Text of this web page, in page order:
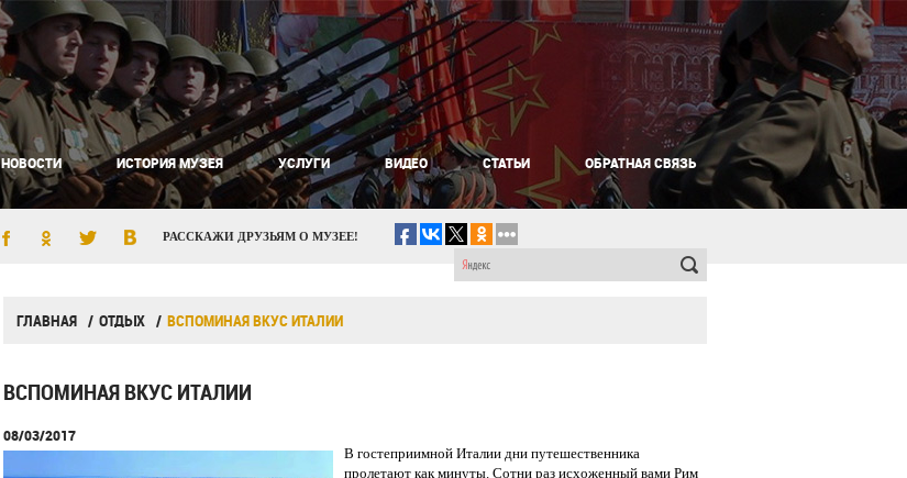
НОВОСТИ ИСТОРИЯ МУЗЕЯ УСЛУГИ ВИДЕО СТАТЬИ ОБРАТНАЯ СВЯЗЬ
РАССКАЖИ ДРУЗЬЯМ О МУЗЕЕ!
ГЛАВНАЯ ОТДЫХ ВСПОМИНАЯ ВКУС ИТАЛИИ
ВСПОМИНАЯ ВКУС ИТАЛИИ
08/03/2017
В гостеприимной Италии дни путешественника
пролетают как минуты. Сотни раз исхоженный вами Рим